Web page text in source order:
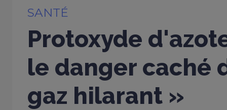
SANTÉ
Protoxyde
le danger caché
gaz hilarant »